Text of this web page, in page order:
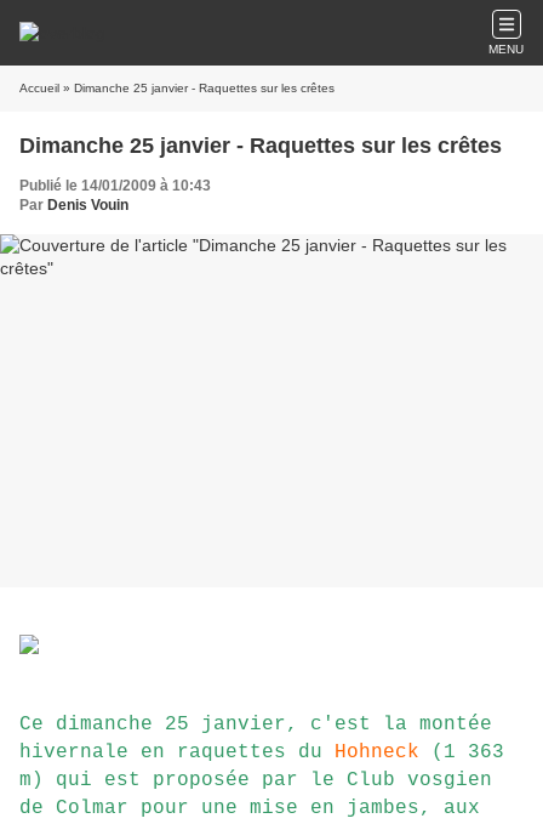
MENU
Accueil » Dimanche 25 janvier - Raquettes sur les crêtes
Dimanche 25 janvier - Raquettes sur les crêtes
Publié le 14/01/2009 à 10:43
Par Denis Vouin
Ce dimanche 25 janvier, c'est la montée
hivernale en raquettes du Hohneck (1 363
m) qui est proposée par le Club vosgien
de Colmar pour une mise en jambes, aux